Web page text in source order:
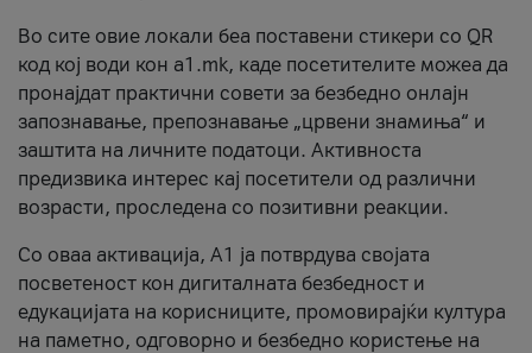
Во сите овие локали беа поставени стикери со QR
код кој води кон a1.mk, каде посетителите можеа да
пронајдат практични совети за безбедно онлајн
запознавање, препознавање „црвени знамиња“ и
заштита на личните податоци. Активноста
предизвика интерес кај посетители од различни
возрасти, проследена со позитивни реакции.
Со оваа активација, А1 ја потврдува својата
посветеност кон дигиталната безбедност и
едукацијата на корисниците, промовирајќи култура
на паметно, одговорно и безбедно користење на